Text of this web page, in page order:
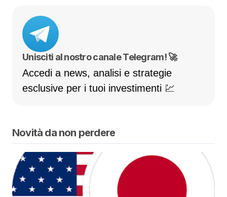
Unisciti al nostro canale Telegram! 🚀
Accedi a news, analisi e strategie
esclusive per i tuoi investimenti 💹
Novità da non perdere